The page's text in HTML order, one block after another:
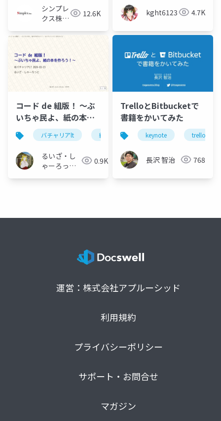
シンプレ
クス株式
12.6K kght6123 4.7K
コード de 組版！ 〜ぶ
いちゃ民よ、紙の本を
作ろう！〜バチャリアlt 組版 vrchat vivliostyle
るいざ・し
ゃーろっと
0.9K
TrelloとBitbucketで
書籍をかいてみた
keynote trello
長沢 智治 768
運営：株式会社アプルーシッド
利用規約
プライバシーポリシー
サポート・お問合せ
マガジン